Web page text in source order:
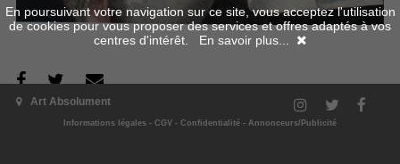
Art Absolument
Informations légales - CGV - Confidentialité - Annonceurs/Publicité
En poursuivant votre navigation sur ce site, vous acceptez l'utilisation
de cookies pour vous proposer des services et offres adaptés à vos
centres d'intérêt. En savoir plus...